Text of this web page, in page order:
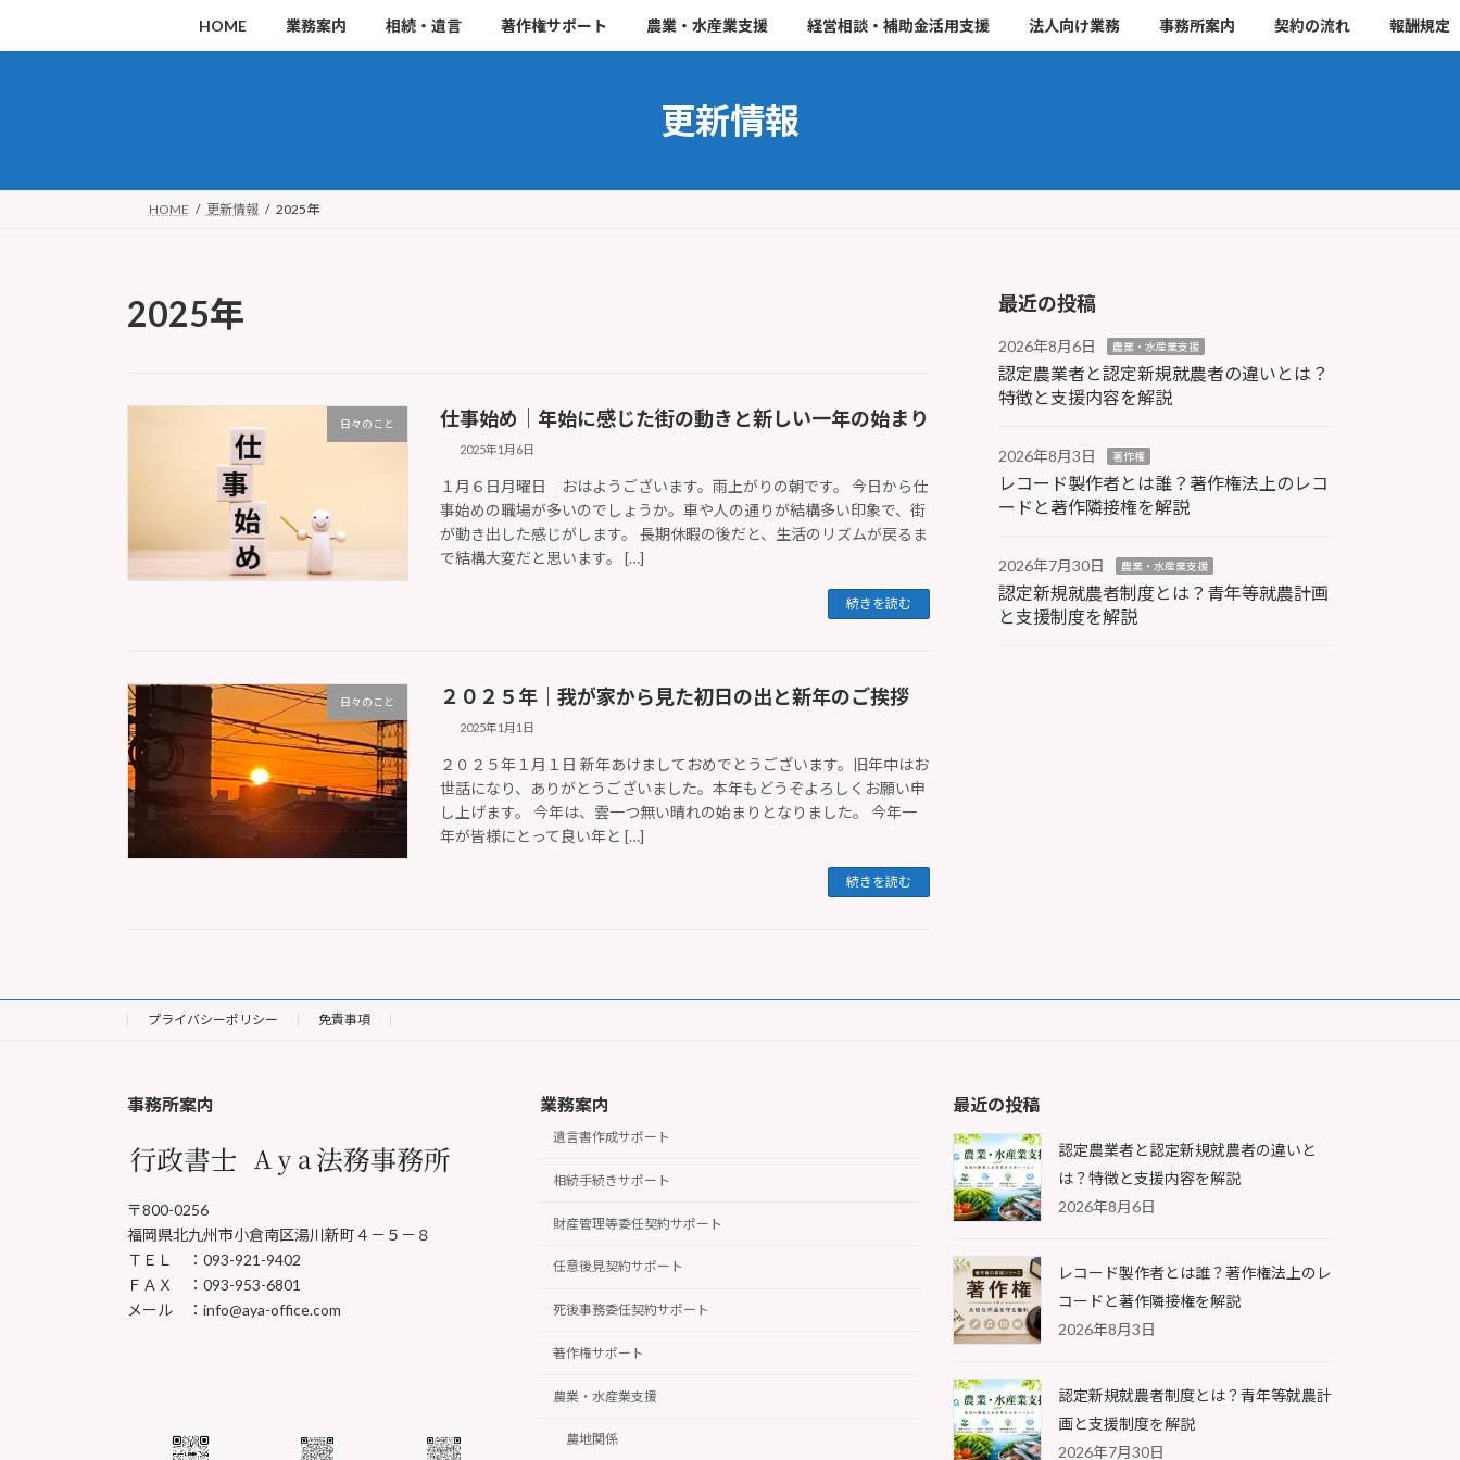
ン
ビ
HOME 業務案内 相続・遺言 著作権サポート 農業・水産業支援 経営相談・補助金活用支援 法人向け業務 事務所案内 契約の流れ 報酬規定
更新情報
HOME 更新情報 2025年
2025年
日々のこと 仕事始め｜年始に感じた街の動きと新しい一年の始まり
2025年1月6日
１月６日月曜日 おはようございます。雨上がりの朝です。 今日から仕
事始めの職場が多いのでしょうか。車や人の通りが結構多い印象で、街
が動き出した感じがします。 長期休暇の後だと、生活のリズムが戻るま
で結構大変だと思います。 […]
続きを読む
日々のこと ２０２５年｜我が家から見た初日の出と新年のご挨拶
2025年1月1日
２０２５年１月１日 新年あけましておめでとうございます。旧年中はお
世話になり、ありがとうございました。本年もどうぞよろしくお願い申
し上げます。 今年は、雲一つ無い晴れの始まりとなりました。 今年一
年が皆様にとって良い年と […]
続きを読む
最近の投稿
2026年8月6日 農業・水産業支援
認定農業者と認定新規就農者の違いとは？
特徴と支援内容を解説
2026年8月3日 著作権
レコード製作者とは誰？著作権法上のレコ
ードと著作隣接権を解説
2026年7月30日 農業・水産業支援
認定新規就農者制度とは？青年等就農計画
と支援制度を解説
プライバシーポリシー 免責事項
事務所案内
〒800-0256
福岡県北九州市小倉南区湯川新町４－５－８
ＴＥＬ ：093-921-9402
ＦＡＸ ：093-953-6801
メール ：info@aya-office.com
業務案内
遺言書作成サポート
相続手続きサポート
財産管理等委任契約サポート
任意後見契約サポート
死後事務委任契約サポート
著作権サポート
農業・水産業支援
農地関係
最近の投稿
認定農業者と認定新規就農者の違いと
は？特徴と支援内容を解説
2026年8月6日
レコード製作者とは誰？著作権法上のレ
コードと著作隣接権を解説
2026年8月3日
認定新規就農者制度とは？青年等就農計
画と支援制度を解説
2026年7月30日